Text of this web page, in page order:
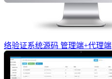
络验证系统源码 管理端+代理端